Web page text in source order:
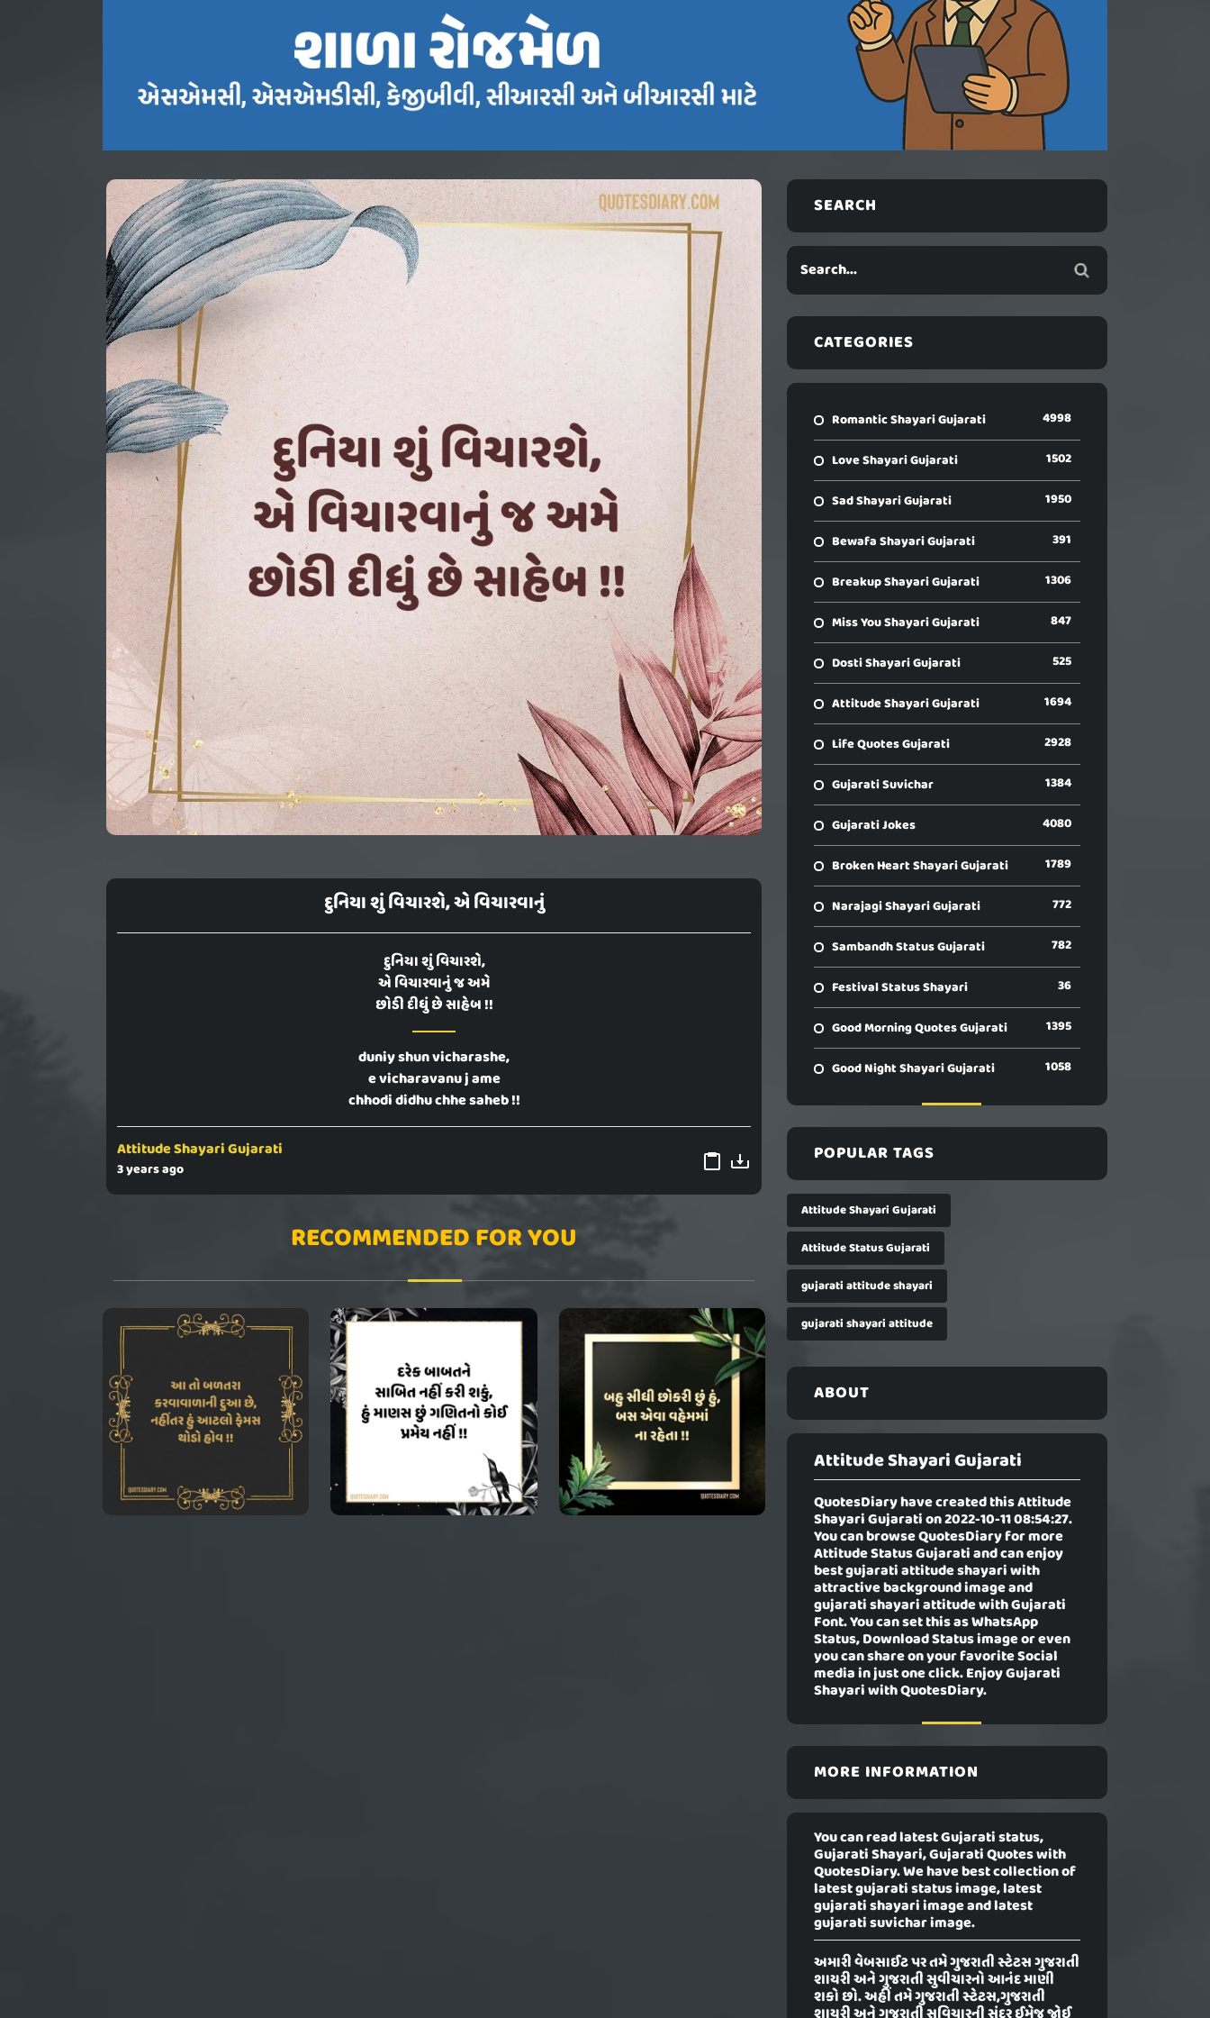
દુનિયા શું વિચારશે, એ વિચારવાનું
દુનિયા શું વિચારશે,
એ વિચારવાનું જ અમે
છોડી દીધું છે સાહેબ !!
duniy shun vicharashe,
e vicharavanu j ame
chhodi didhu chhe saheb !!
Attitude Shayari Gujarati
3 years ago
RECOMMENDED FOR YOU
SEARCH
CATEGORIES
Romantic Shayari Gujarati 4998
Love Shayari Gujarati 1502
Sad Shayari Gujarati 1950
Bewafa Shayari Gujarati 391
Breakup Shayari Gujarati 1306
Miss You Shayari Gujarati 847
Dosti Shayari Gujarati 525
Attitude Shayari Gujarati 1694
Life Quotes Gujarati 2928
Gujarati Suvichar 1384
Gujarati Jokes 4080
Broken Heart Shayari Gujarati 1789
Narajagi Shayari Gujarati 772
Sambandh Status Gujarati 782
Festival Status Shayari 36
Good Morning Quotes Gujarati 1395
Good Night Shayari Gujarati 1058
POPULAR TAGS
Attitude Shayari Gujarati
Attitude Status Gujarati
gujarati attitude shayari
gujarati shayari attitude
ABOUT
Attitude Shayari Gujarati
QuotesDiary have created thisAttitude
Shayari Gujaration 2022-10-11 08:54:27.
You can browse QuotesDiary for more
Attitude Status Gujarati and can enjoy
best gujarati attitude shayari with
attractive background image and
gujarati shayari attitude with Gujarati
Font. You can set this as WhatsApp
Status, Download Status image or even
you can share on your favorite Social
media in just one click. Enjoy Gujarati
Shayari with QuotesDiary.
MORE INFORMATION
You can read latest Gujarati status,
Gujarati Shayari, Gujarati Quotes with
QuotesDiary. We have best collection of
latest gujarati status image, latest
gujarati shayari image and latest
gujarati suvichar image.
અમારી વેબસાઈટ પર તમે ગુજરાતી સ્ટેટસ ગુજરાતી
શાયરી અને ગુજરાતી સુવીચારનો આનંદ માણી
શકો છો. અહીં તમે ગુજરાતી સ્ટેટસ,ગુજરાતી